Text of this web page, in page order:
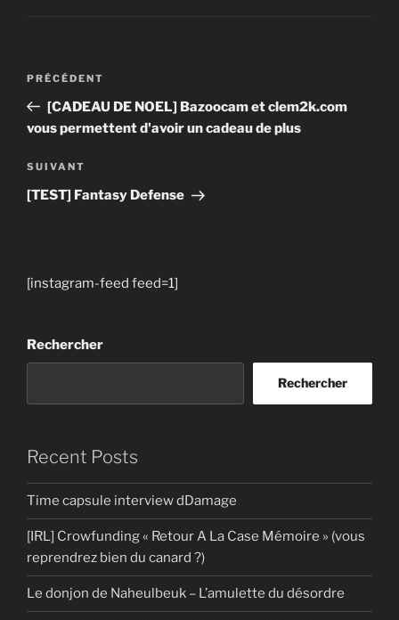
Navigation
l’article
Article
précédent
PRÉCÉDENT
[CADEAU DE NOEL] Bazoocam et clem2k.com
vous permettent d'avoir un cadeau de plus
Article
suivant
SUIVANT
[TEST] Fantasy Defense
[instagram-feed feed=1]
Rechercher
Rechercher
Recent Posts
Time capsule interview dDamage
[IRL] Crowfunding « Retour A La Case Mémoire » (vous
reprendrez bien du canard ?)
Le donjon de Naheulbeuk – L’amulette du désordre